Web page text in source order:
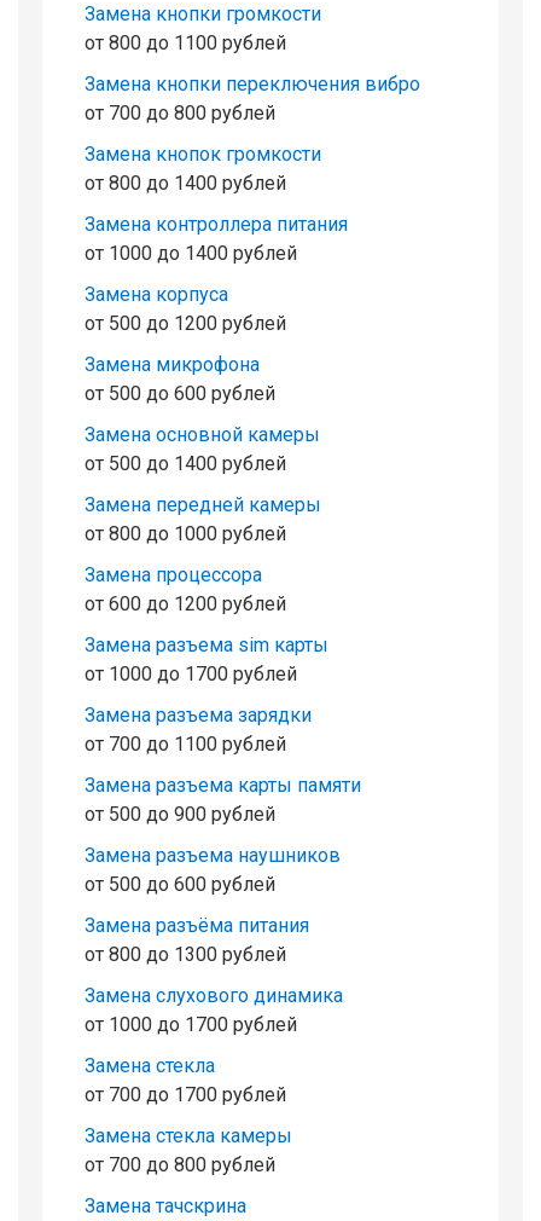
Замена кнопки громкости
от 800 до 1100 рублей
Замена кнопки переключения вибро
от 700 до 800 рублей
Замена кнопок громкости
от 800 до 1400 рублей
Замена контроллера питания
от 1000 до 1400 рублей
Замена корпуса
от 500 до 1200 рублей
Замена микрофона
от 500 до 600 рублей
Замена основной камеры
от 500 до 1400 рублей
Замена передней камеры
от 800 до 1000 рублей
Замена процессора
от 600 до 1200 рублей
Замена разъема sim карты
от 1000 до 1700 рублей
Замена разъема зарядки
от 700 до 1100 рублей
Замена разъема карты памяти
от 500 до 900 рублей
Замена разъема наушников
от 500 до 600 рублей
Замена разъёма питания
от 800 до 1300 рублей
Замена слухового динамика
от 1000 до 1700 рублей
Замена стекла
от 700 до 1700 рублей
Замена стекла камеры
от 700 до 800 рублей
Замена тачскрина